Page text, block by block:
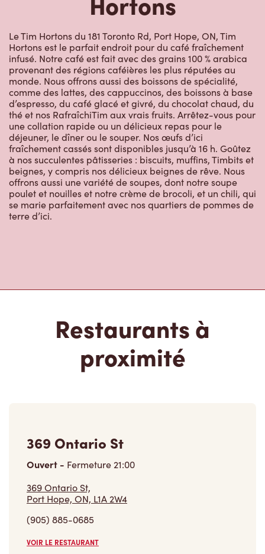
Le Tim Hortons du 181 Toronto Rd, Port Hope, ON, Tim
Hortons est le parfait endroit pour du café fraîchement
infusé. Notre café est fait avec des grains 100 % arabica
provenant des régions caféières les plus réputées au
monde. Nous offrons aussi des boissons de spécialité,
comme des lattes, des cappuccinos, des boissons à base
d’espresso, du café glacé et givré, du chocolat chaud, du
thé et nos RafraîchiTim aux vrais fruits. Arrêtez-vous pour
une collation rapide ou un délicieux repas pour le
déjeuner, le dîner ou le souper. Nos œufs d’ici
fraîchement cassés sont disponibles jusqu’à 16 h. Goûtez
à nos succulentes pâtisseries : biscuits, muffins, Timbits et
beignes, y compris nos délicieux beignes de rêve. Nous
offrons aussi une variété de soupes, dont notre soupe
poulet et nouilles et notre crème de brocoli, et un chili, qui
se marie parfaitement avec nos quartiers de pommes de
terre d’ici.
Restaurants à
proximité
369 Ontario St
Ouvert - Fermeture21:00
369 Ontario St,
Port Hope, ON, L1A 2W4
(905) 885-0685
VOIR LE RESTAURANT